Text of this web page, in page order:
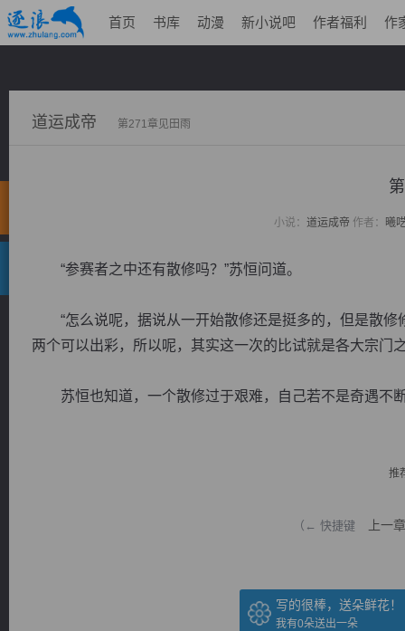
首页 书库 动漫 新小说吧 作者福利 作
道运成帝 第271章见田雨
小说： 道运成帝 作者： 曦
“参赛者之中还有散修吗？”苏恒问道。
“怎么说呢，据说从一开始散修还是挺多的，但是散修
两个可以出彩，所以呢，其实这一次的比试就是各大宗门
苏恒也知道，一个散修过于艰难，自己若不是奇遇不
推
（← 快捷键 上一章
写的很棒，送朵鲜花！
我有0朵送出一朵